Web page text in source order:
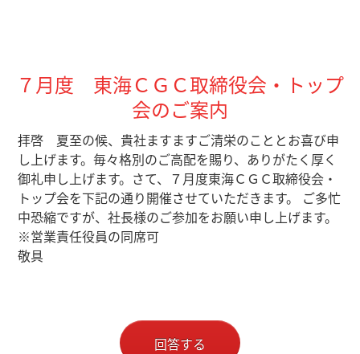
７月度 東海ＣＧＣ取締役会・トップ
会のご案内
拝啓 夏至の候、貴社ますますご清栄のこととお喜び申
し上げます。毎々格別のご高配を賜り、ありがたく厚く
御礼申し上げます。 さて、７月度東海ＣＧＣ取締役会・
トップ会を下記の通り開催させていただきます。 ご多忙
中恐縮ですが、社長様のご参加をお願い申し上げます。
※営業責任役員の同席可
敬具
回答する